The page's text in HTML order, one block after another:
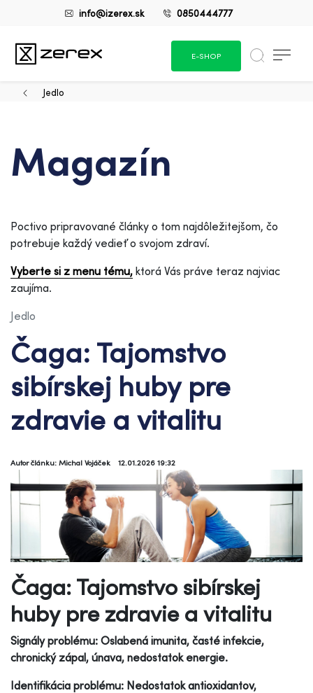
info@izerex.sk 0850444777
E-SHOP
Jedlo
Magazín
Poctivo pripravované články o tom najdôležitejšom, čo
potrebuje každý vedieť o svojom zdraví.
Vyberte si z menu tému, ktorá Vás práve teraz najviac
zaujíma.
Jedlo
Čaga: Tajomstvo
sibírskej huby pre
zdravie a vitalitu
Autor článku: Michal Vojáček 12.01.2026 19:32
Čaga: Tajomstvo sibírskej
huby pre zdravie a vitalitu
Signály problému: Oslabená imunita, časté infekcie,
chronický zápal, únava, nedostatok energie.
Identifikácia problému: Nedostatok antioxidantov,